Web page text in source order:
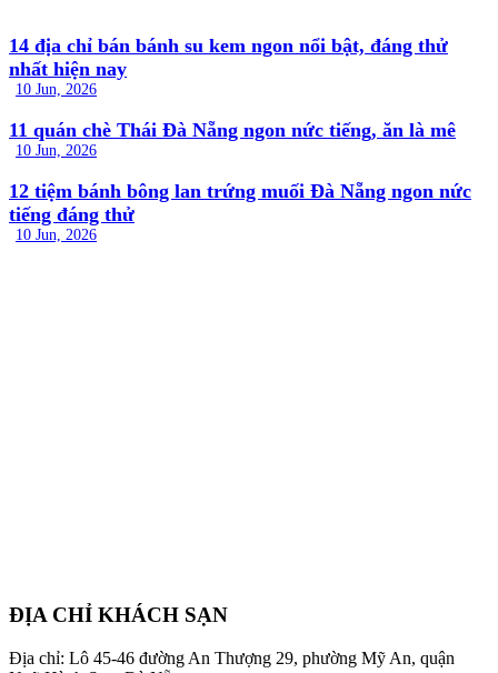
14 địa chỉ bán bánh su kem ngon nổi bật, đáng thử
nhất hiện nay
10 Jun, 2026
11 quán chè Thái Đà Nẵng ngon nức tiếng, ăn là mê
10 Jun, 2026
12 tiệm bánh bông lan trứng muối Đà Nẵng ngon nức
tiếng đáng thử
10 Jun, 2026
ĐỊA CHỈ KHÁCH SẠN
Địa chỉ: Lô 45-46 đường An Thượng 29, phường Mỹ An, quận